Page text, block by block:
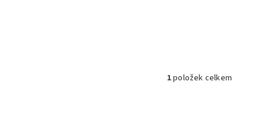
1položek celkem